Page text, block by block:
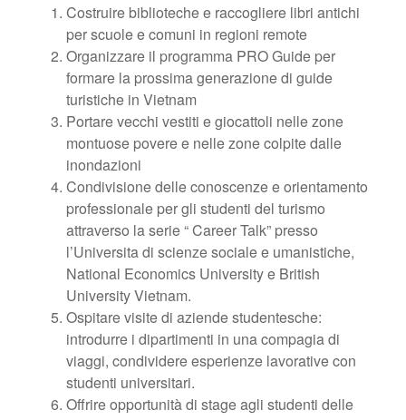
Costruire biblioteche e raccogliere libri antichi
per scuole e comuni in regioni remote
Organizzare il programma PRO Guide per
formare la prossima generazione di guide
turistiche in Vietnam
Portare vecchi vestiti e giocattoli nelle zone
montuose povere e nelle zone colpite dalle
inondazioni
Condivisione delle conoscenze e orientamento
professionale per gli studenti del turismo
attraverso la serie “ Career Talk” presso
l’Universita di scienze sociale e umanistiche,
National Economics University e British
University Vietnam.
Ospitare visite di aziende studentesche:
introdurre i dipartimenti in una compagia di
viaggi, condividere esperienze lavorative con
studenti universitari.
Offrire opportunità di stage agli studenti delle